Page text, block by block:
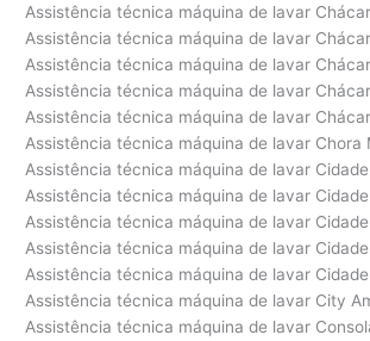
Assistência técnica máquina de lavar
Assistência técnica máquina de lavar
Assistência técnica máquina de lavar
Assistência técnica máquina de lavar
Assistência técnica máquina de lavar
Assistência técnica máquina de lavar Chora
Assistência técnica máquina de lavar
Assistência técnica máquina de lavar
Assistência técnica máquina de lavar
Assistência técnica máquina de lavar
Assistência técnica máquina de lavar
Assistência técnica máquina de lavar City
Assistência técnica máquina de lavar